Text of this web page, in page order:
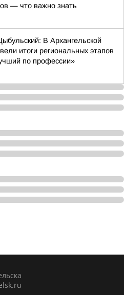
— что важно знать
В Архангельской
итоги региональных этапов
по профессии»